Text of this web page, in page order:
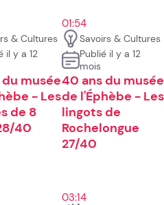
& Cultures
il y a 12
musée
- Les
de 8
40
01:54
Savoirs & Cultures
Publié il y a 12
mois
40 ans du musée
de l'Éphèbe - Les
lingots de
Rochelongue
27/40
03:14